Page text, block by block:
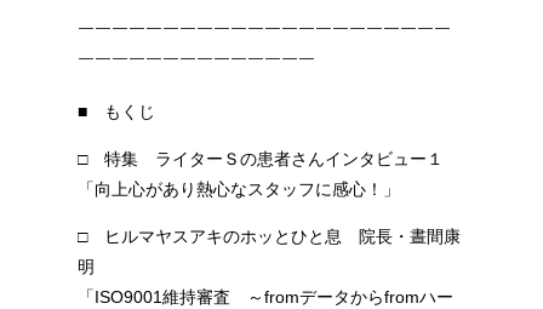
￣￣￣￣￣￣￣￣￣￣￣￣￣￣￣￣￣￣￣￣￣￣
￣￣￣￣￣￣￣￣￣￣￣￣￣￣
■ もくじ
□ 特集 ライターＳの患者さんインタビュー１
「向上心があり熱心なスタッフに感心！」
□ ヒルマヤスアキのホッとひと息 院長・晝間康
明
「ISO9001維持審査 ～fromデータからfromハー